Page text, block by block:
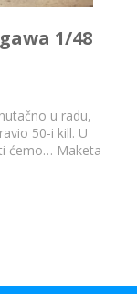
1/48
u radu,
50-i kill. U
ćemo… Maketa